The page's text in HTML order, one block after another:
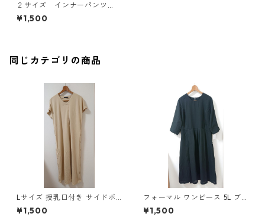
２サイズ インナーパンツ
付 フリル チェックワンピ
ース グリーン KAE-3641
¥1,500
同じカテゴリの商品
Lサイズ 授乳口付き サイドボ
タンデザイン ワンピース マタ
ニティ ベージュ ◆KIY-1303
¥1,500
フォーマル ワンピース 5L ブ
ラック ◆KIY-1300◆
¥1,500